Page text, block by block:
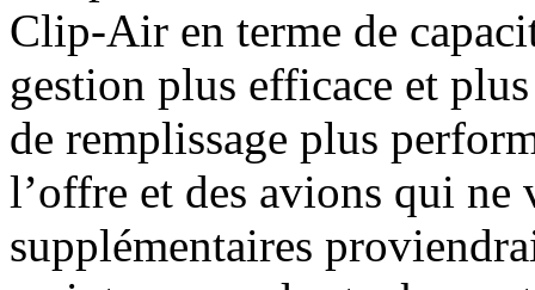
Clip-Air en terme de
gestion plus efficace et
de remplissage plus
l’offre et des avions qui
supplémentaires